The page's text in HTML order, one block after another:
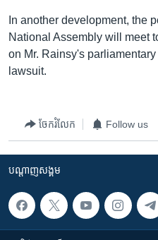
កាន់​
ទំព័រ​
ស្វែង​
រក
ភាសា
In another development, the
National Assembly will meet
on Mr. Rainsy's
lawsuit.
ចែករំលែក Follow us
បណ្តាញ​សង្គម